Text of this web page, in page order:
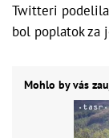
Twitteri
bol poplatok za
Mohlo by vás